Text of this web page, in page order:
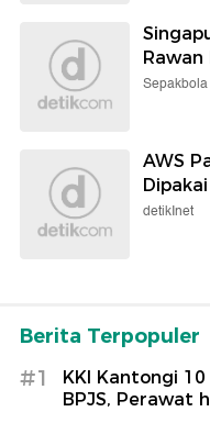
Rawan
Sepakbola
AWS
detikInet
Berita Terpopuler
#1
KKI Kantongi
BPJS, Perawat